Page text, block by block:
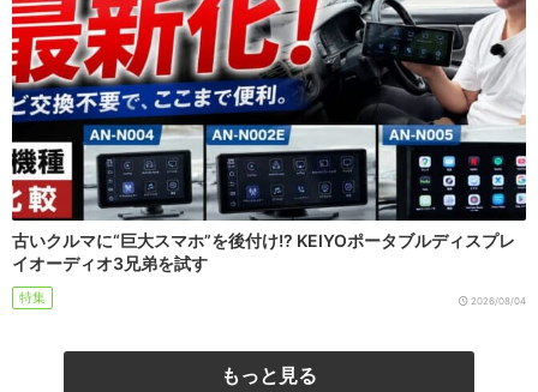
古いクルマに“巨大スマホ”を後付け!? KEIYOポータブルディスプレ
イオーディオ3兄弟を試す
特集 2026/08/04
もっと見る